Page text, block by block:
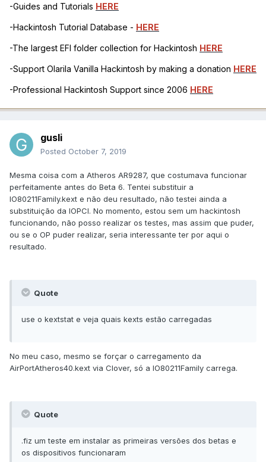
-Guides and Tutorials HERE
-Hackintosh Tutorial Database - HERE
-The largest EFI folder collection for Hackintosh HERE
-Support Olarila Vanilla Hackintosh by making a donation HERE
-Professional Hackintosh Support since 2006 HERE
gusli
Posted October 7, 2019
Mesma coisa com a Atheros AR9287, que costumava funcionar
perfeitamente antes do Beta 6. Tentei substituir a
IO80211Family.kext e não deu resultado, não testei ainda a
substituição da IOPCI. No momento, estou sem um hackintosh
funcionando, não posso realizar os testes, mas assim que puder,
ou se o OP puder realizar, seria interessante ter por aqui o
resultado.
Quote
use o kextstat e veja quais kexts estão carregadas
No meu caso, mesmo se forçar o carregamento da
AirPortAtheros40.kext via Clover, só a IO80211Family carrega.
Quote
.fiz um teste em instalar as primeiras versões dos betas e
os dispositivos funcionaram